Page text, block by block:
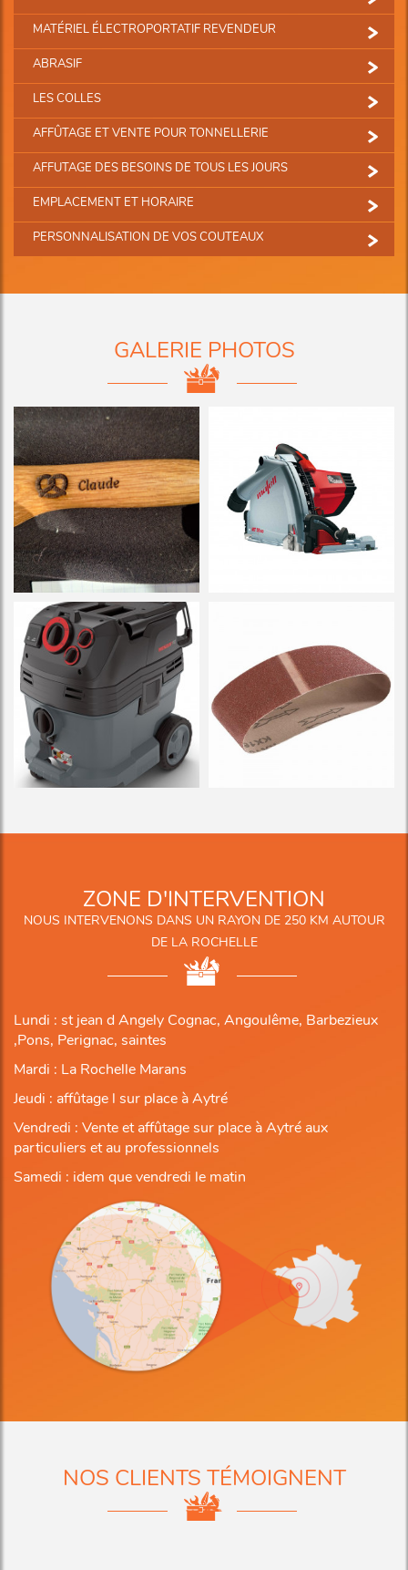
MATÉRIEL ÉLECTROPORTATIF REVENDEUR
ABRASIF
LES COLLES
AFFÛTAGE ET VENTE POUR TONNELLERIE
AFFUTAGE DES BESOINS DE TOUS LES JOURS
EMPLACEMENT ET HORAIRE
PERSONNALISATION DE VOS COUTEAUX
GALERIE PHOTOS
ZONE D'INTERVENTION
NOUS INTERVENONS DANS UN RAYON DE 250 KM AUTOUR
DE LA ROCHELLE
Lundi : st jean d Angely Cognac, Angoulême, Barbezieux
,Pons, Perignac, saintes
Mardi : La Rochelle Marans
Jeudi : affûtage l sur place à Aytré
Vendredi : Vente et affûtage sur place à Aytré aux
particuliers et au professionnels
Samedi : idem que vendredi le matin
NOS CLIENTS TÉMOIGNENT